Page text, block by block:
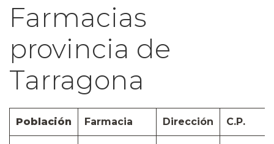
Farmacias
provincia de
Tarragona
Población Farmacia Dirección C.P.